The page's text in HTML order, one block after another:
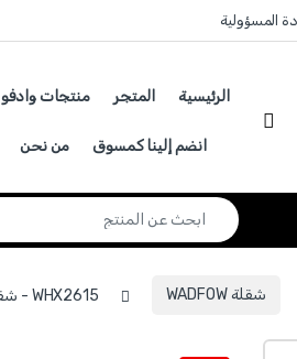
المسؤولية
الرئيسية المتجر منتجات وادفو
انضم إلينا كمسوق من نحن
Search for:
شقلة WADFOW WHX2615 - شقلة خيط نايلون 15 متر سماكة 0.5 مم موديل جديد WADFOW